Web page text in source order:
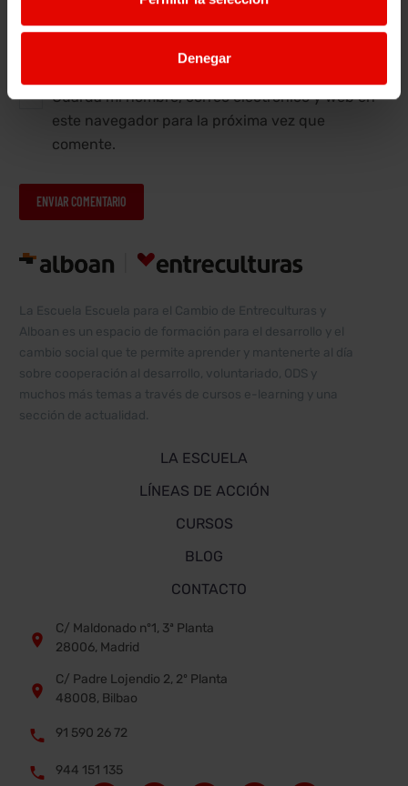
Denegar
Guarda mi nombre, correo electrónico y web en
este navegador para la próxima vez que
comente.
ENVIAR COMENTARIO
La Escuela Escuela para el Cambio de Entreculturas y
Alboan es un espacio de formación para el desarrollo y el
cambio social que te permite aprender y mantenerte al día
sobre cooperación al desarrollo, voluntariado, ODS y
muchos más temas a través de cursos e-learning y una
sección de actualidad.
LA ESCUELA
LÍNEAS DE ACCIÓN
CURSOS
BLOG
CONTACTO


C/ Maldonado nº1, 3ª Planta
28006, Madrid


C/ Padre Lojendio 2, 2º Planta
48008, Bilbao

 91 590 26 72

 944 151 135